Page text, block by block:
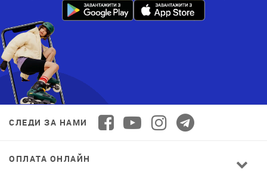
СЛЕДИ ЗА НАМИ
ОПЛАТА ОНЛАЙН